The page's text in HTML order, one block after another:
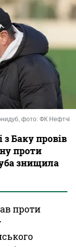
фото: ФК Нефтчі
Баку провів
проти
знищила
проти